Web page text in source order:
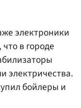
электроники
в городе
электричества.
бойлеры и